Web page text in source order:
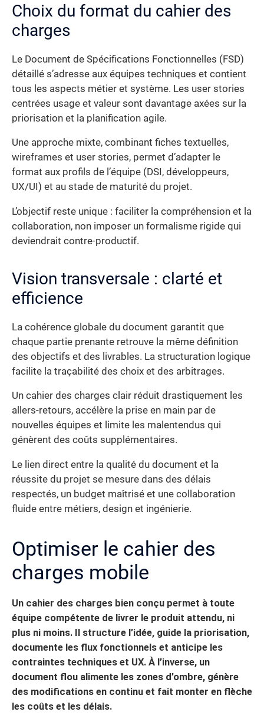
Choix du format du cahier des
charges
Le Document de Spécifications Fonctionnelles (FSD)
détaillé s’adresse aux équipes techniques et contient
tous les aspects métier et système. Les user stories
centrées usage et valeur sont davantage axées sur la
priorisation et la planification agile.
Une approche mixte, combinant fiches textuelles,
wireframes et user stories, permet d’adapter le
format aux profils de l’équipe (DSI, développeurs,
UX/UI) et au stade de maturité du projet.
L’objectif reste unique : faciliter la compréhension et la
collaboration, non imposer un formalisme rigide qui
deviendrait contre-productif.
Vision transversale : clarté et
efficience
La cohérence globale du document garantit que
chaque partie prenante retrouve la même définition
des objectifs et des livrables. La structuration logique
facilite la traçabilité des choix et des arbitrages.
Un cahier des charges clair réduit drastiquement les
allers-retours, accélère la prise en main par de
nouvelles équipes et limite les malentendus qui
génèrent des coûts supplémentaires.
Le lien direct entre la qualité du document et la
réussite du projet se mesure dans des délais
respectés, un budget maîtrisé et une collaboration
fluide entre métiers, design et ingénierie.
Optimiser le cahier des
charges mobile
Un cahier des charges bien conçu permet à toute
équipe compétente de livrer le produit attendu, ni
plus ni moins. Il structure l’idée, guide la priorisation,
documente les flux fonctionnels et anticipe les
contraintes techniques et UX. À l’inverse, un
document flou alimente les zones d’ombre, génère
des modifications en continu et fait monter en flèche
les coûts et les délais.